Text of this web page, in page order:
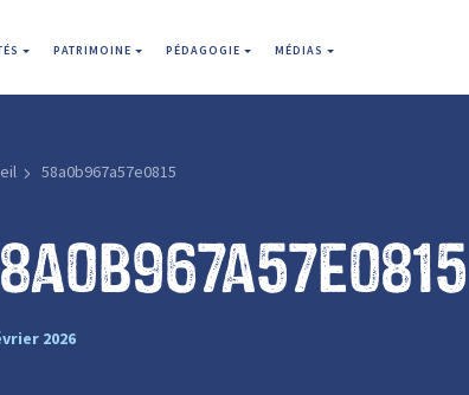
PATRIMOINE PÉDAGOGIE MÉDIAS
58a0b967a57e0815
2026